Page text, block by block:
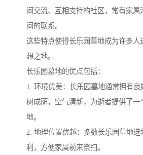
间交流、互相支持的社区，常有家属
间的联系。
这些特点使得长乐园墓地成为许多人
想之地。
长乐园墓地的优点包括：
1. 环境优美：长乐园墓地通常拥有
树成荫，空气清新，为逝者提供了一
地。
2. 地理位置优越：多数长乐园墓地
利，方便家属前来祭扫。